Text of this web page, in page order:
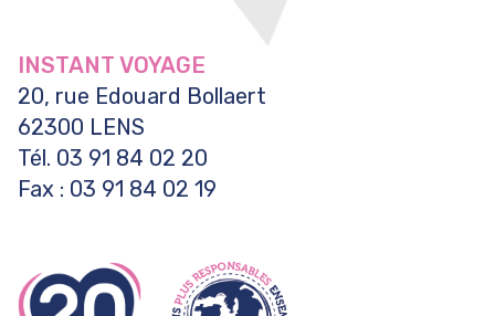
INSTANT VOYAGE
20, rue Edouard Bollaert
62300 LENS
Tél. 03 91 84 02 20
Fax : 03 91 84 02 19